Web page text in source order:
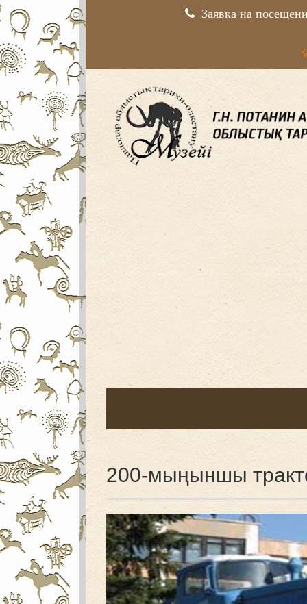
Заявка на
200-мыңыншы